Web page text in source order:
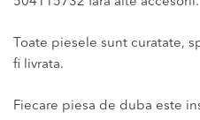
Toate piesele sunt curatate,
fi livrata.
Fiecare piesa de duba este